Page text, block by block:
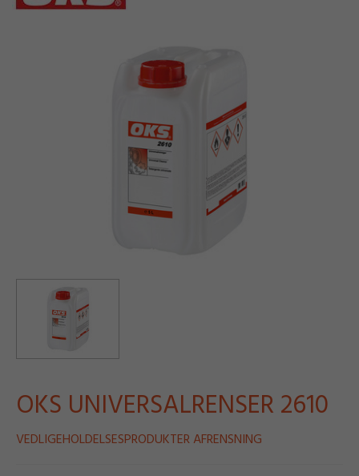
OKS UNIVERSALRENSER 2610
VEDLIGEHOLDELSESPRODUKTER AFRENSNING